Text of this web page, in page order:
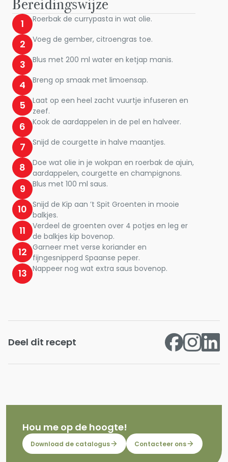
Bereidingswijze
1 Roerbak de currypasta in wat olie.
2 Voeg de gember, citroengras toe.
3 Blus met 200 ml water en ketjap manis.
4 Breng op smaak met limoensap.
5
Laat op een heel zacht vuurtje infuseren en
zeef.
6 Kook de aardappelen in de pel en halveer.
7 Snijd de courgette in halve maantjes.
8
Doe wat olie in je wokpan en roerbak de ajuin,
aardappelen, courgette en champignons.
9 Blus met 100 ml saus.
10 Snijd de Kip aan ’t Spit Groenten in mooie
balkjes.
11
Verdeel de groenten over 4 potjes en leg er
de balkjes kip bovenop.
12 Garneer met verse koriander en
fijngesnipperd Spaanse peper.
13 Nappeer nog wat extra saus bovenop.
Deel dit recept
Hou me op de hoogte!
Download de catalogus Contacteer ons